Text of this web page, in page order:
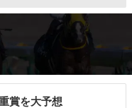
賞を大予想